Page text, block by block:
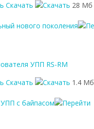
Скачать
28 Мб
нового поколения
УПП RS-RM
Скачать
1.4 Мб
с байпасом